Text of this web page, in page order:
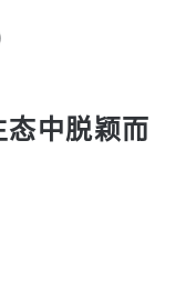
中脱颖而